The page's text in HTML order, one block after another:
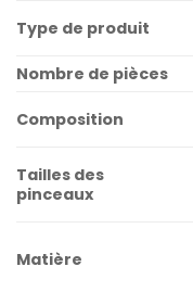
Type de produit
Nombre de pièces
Composition
Tailles des
pinceaux
Matière